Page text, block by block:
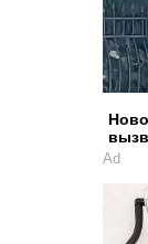
Ad